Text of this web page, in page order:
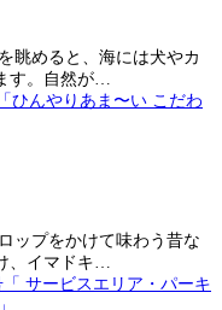
眺めると、海には犬やカ
す。自然が…
ップをかけて味わう昔な
、イマドキ…